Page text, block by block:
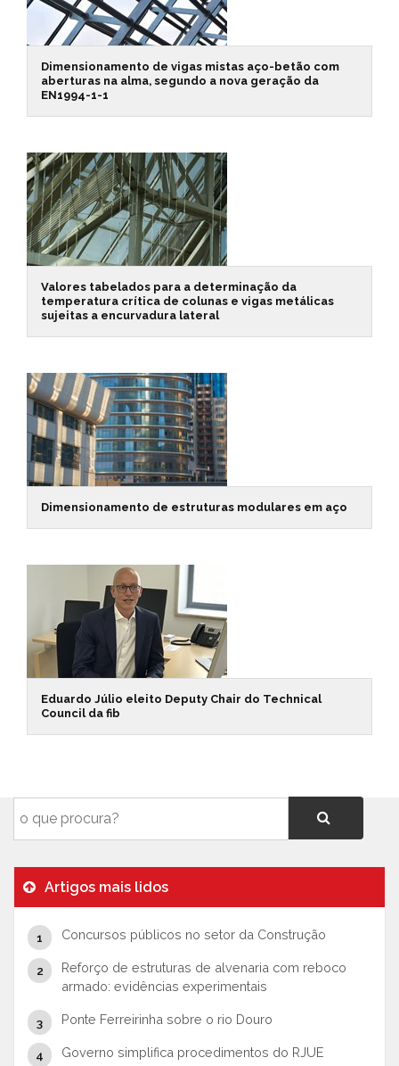
Dimensionamento de vigas mistas aço-betão com
aberturas na alma, segundo a nova geração da
EN1994-1-1
Valores tabelados para a determinação da
temperatura crítica de colunas e vigas metálicas
sujeitas a encurvadura lateral
Dimensionamento de estruturas modulares em aço
Eduardo Júlio eleito Deputy Chair do Technical
Council da fib
Artigos mais lidos
Concursos públicos no setor da Construção
Reforço de estruturas de alvenaria com reboco
armado: evidências experimentais
Ponte Ferreirinha sobre o rio Douro
Governo simplifica procedimentos do RJUE